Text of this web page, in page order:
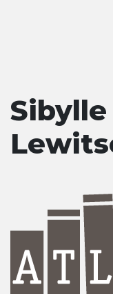
Sibylle